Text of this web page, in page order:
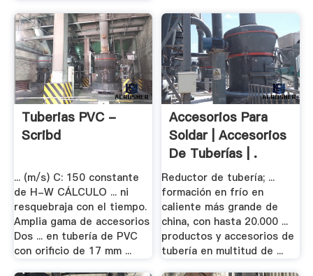
Tuberias PVC -
Scribd
... (m/s) C: 150 constante
de H-W CÁLCULO ... ni
resquebraja con el tiempo.
Amplia gama de accesorios
Dos ... en tubería de PVC
con orificio de 17 mm ...
Accesorios Para
Soldar | Accesorios
De Tuberías | .
Reductor de tubería; ...
formación en frío en
caliente más grande de
china, con hasta 20.000 ...
productos y accesorios de
tubería en multitud de ...